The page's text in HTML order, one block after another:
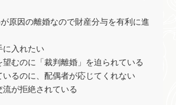
原因の離婚なので財産分与を有利に進
に入れたい
望むのに「裁判離婚」を迫られている
いるのに、配偶者が応じてくれない
流が拒絶されている